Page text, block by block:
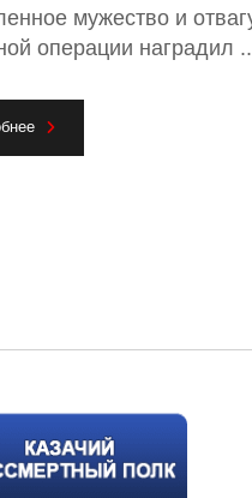
мужество и
операции наградил